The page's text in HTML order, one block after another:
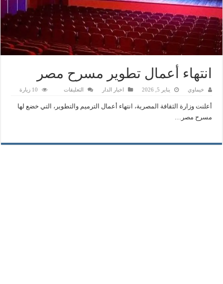
انتهاء أعمال تطوير مسرح مصر
خيماوي يناير 5, 2026 اخبار الدار التعليقاتعلى
تطوير
10 زيارة
أعلنت وزارة الثقافة المصرية، انتهاء أعمال الترميم والتطوير، التي خضع لها
مسرح مصر…